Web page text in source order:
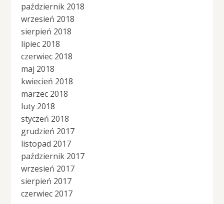
październik 2018
wrzesień 2018
sierpień 2018
lipiec 2018
czerwiec 2018
maj 2018
kwiecień 2018
marzec 2018
luty 2018
styczeń 2018
grudzień 2017
listopad 2017
październik 2017
wrzesień 2017
sierpień 2017
czerwiec 2017